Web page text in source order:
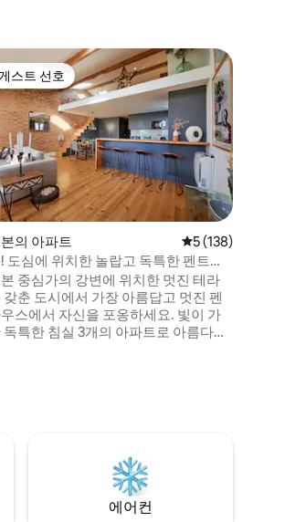
), 후기 531개
게스트 선호
스트 선호
의 아파트 평점 5점(5점 만점),
5 (138)
도심에 위치한 놀랍고 독특한 펜트하
중심가의 강변에 위치한 멋진 테라
갖춘 도시에서 가장 아름답고 멋진 펜
스에서 자신을 포옹하세요. 빛이 가
독특한 침실 3개의 아파트로 아름다운
세심하게 리모델링되었습니다(에어
리프트 포함). 리스본에서 가장 카리스
벽한 휴가 장소입니다!
에어컨